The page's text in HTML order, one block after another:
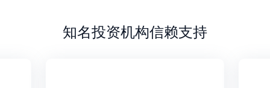
知名投资机构信赖支持